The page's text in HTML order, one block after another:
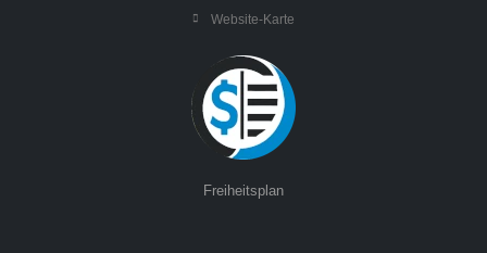
Website-Karte
Freiheitsplan